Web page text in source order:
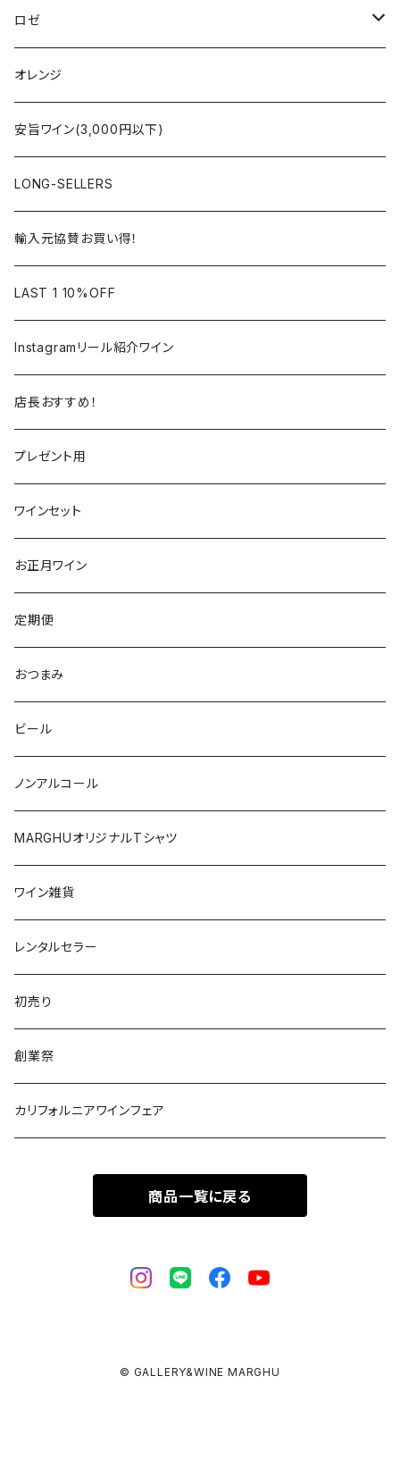
シャンパーニュ
コート・デュ・ローヌ
ラングドック・ルーション
アルザス
ロワール
フランス
ラングドック
イタリア
トスカーナ
ヴェネト
スペイン
リオハ
トロ
アメリカ
カリフォルニア
オレゴン
ニュージーランド
オーストラリア
チリ
ドイツ
アルゼンチン
日本
オーストリア
南アフリカ
ポルトガル
ブルゴーニュ
ボルドー
ロワール
ローヌ
ラングドック
フランス
イタリア
トスカーナ
ピエモンテ
シチリア
スペイン
カリニェナ
ドイツ
ニュージーランド
アメリカ
カリフォルニア
オレゴン
南アフリカ
オーストリア
チリ
オーストラリア
日本
ポルトガル
シャンパーニュ
アルザス
フランス
日本
イタリア
南アフリカ
ニュージーランド
イギリス
ドイツ
アメリカ
オーストラリア
ロゼ
シャンパーニュ
アルザス
ドイツ
オーストラリア
カリフォルニア
日本
オレンジ
安旨ワイン(3,000円以下)
LONG-SELLERS
輸入元協賛お買い得！
LAST 1 10%OFF
Instagramリール紹介ワイン
店長おすすめ！
プレゼント用
ワインセット
お正月ワイン
定期便
おつまみ
ビール
ノンアルコール
MARGHUオリジナルTシャツ
ワイン雑貨
レンタルセラー
初売り
創業祭
カリフォルニアワインフェア
商品一覧に戻る
© GALLERY&WINE MARGHU